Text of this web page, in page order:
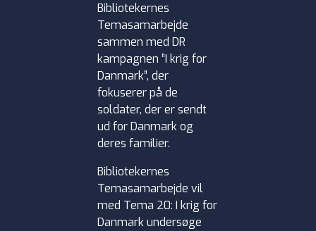
Bibliotekernes
Temasamarbejde
sammen med DR
kampagnen ”I krig for
Danmark”, der
fokuserer på de
soldater, der er sendt
ud for Danmark og
deres familier.
Bibliotekernes
Temasamarbejde vil
med Tema 20: I krig for
Danmark undersøge